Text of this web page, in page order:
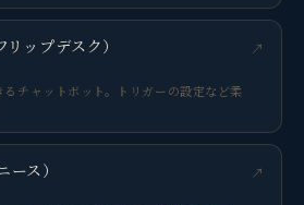
ップデスク）
るチャットボット。トリガーの設定など柔
↗
ス） ↗